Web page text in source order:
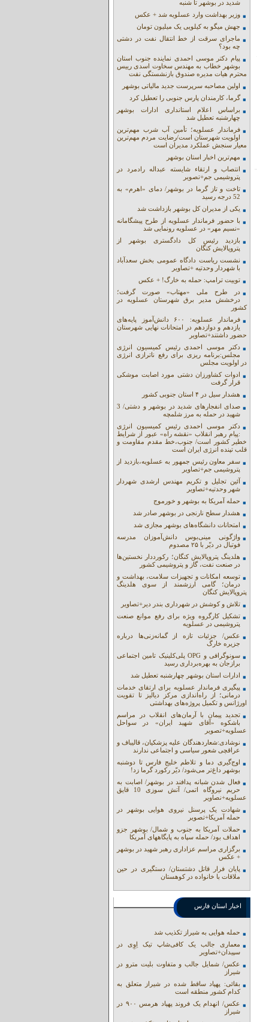
شدید در بوشهر تا شنبه
وزیر بهداشت وارد عسلویه شد + عکس
جهش میگو به کیلویی یک میلیون تومان
ماجرای سرقت از خط انتقال نفت در دشتی
چه بود؟
پیام دکتر موسی احمدی نماینده جنوب استان
بوشهر خطاب به مهندس سخاوت اسدی رییس
محترم هیات مدیره صندوق بازنشستگی نفت
اولین مصاحبه سرپرست جدید مالیاتی بوشهر
گرما، کارمندان پارس جنوبی را تعطیل کرد
براساس اعلام استانداری ادارات بوشهر
چهارشنبه تعطیل شد
فرماندار عسلویه؛ تأمین آب شرب مهم‌ترین
اولویت شهرستان است/رضایت مردم مهم‌ترین
معیار سنجش عملکرد مدیران است
مهم‌ترین اخبار استان بوشهر
انتصاب و ارتقاء شایسته عبداله رادمرد در
پتروشیمی جم+تصویر
تاخت و تاز گرما در بوشهر/ دمای «اهرم» به
52 درجه رسید
یکی از مدیران کل بوشهر بازداشت شد
با حضور فرماندار عسلویه از طرح پیشگامانه
«نسیم مهر» در عسلویه رونمایی شد
بازدید رئیس کل دادگستری بوشهر از
پتروپالایش کنگان
نشست ریاست دادگاه عمومی بخش سعدآباد
با شهردار وحدتیه +تصاویر
توییت ترامپ: حمله به خارگ! + عکس
در طرح ملی «مهتاب» صورت گرفت؛
درخشش مدیر برق شهرستان عسلویه در
کشور
فرماندار عسلویه: ۶۰۰ دانش‌آموز پایه‌های
یازدهم و دوازدهم در امتحانات نهایی شهرستان
حضور داشتند+تصاویر
دکتر موسی احمدی رئیس کمیسیون انرژی
مجلس:برنامه ریزی برای رفع ناترازی انرژی
در اولویت مجلس
ادوات کشاورزان دشتی مورد اصابت موشکی
قرار گرفت
هشدار سیل در ۴ استان جنوبی کشور
صدای انفجارهای شدید در بوشهر و دشتی/ 3
شهید در حمله به مرز شلمچه
دکتر موسی احمدی رئیس کمیسیون انرژی
:پیام رهبر انقلاب «نقشه راه» عبور از شرایط
خطیر کشور است/ جنوب،خط مقدم مقاومت و
قلب تپنده انرژی ایران است
سفر معاون رئیس جمهور به عسلویه،بازدید از
پتروشیمی جم+تصاویر
آئین تجلیل و تکریم مهندس ارشدی شهردار
شهر وحدتیه+تصاویر
حمله آمریکا به بوشهر و خورموج
هشدار سطح نارنجی در بوشهر صادر شد
امتحانات دانشگاه‌های بوشهر مجازی شد
واژگونی مینی‌بوس دانش‌آموزان مدرسه
فوتبال در دیّر با ۲۵ مصدوم
هلدینگ پتروپالایش کنگان؛ رکورددار نخستین‌ها
در صنعت نفت، گاز و پتروشیمی کشور
توسعه امکانات و تجهیزات سلامت، بهداشت و
درمان؛ گامی ارزشمند از سوی هلدینگ
پتروپالایش کنگان
تلاش و کوشش در شهرداری بندر دیر+تصاویر
تشکیل کارگروه ویژه برای رفع موانع صنعت
پتروشیمی در عسلویه
عکس/ جزئیات تازه از گمانه‌زنی‌ها درباره
جزیره خارگ
سونوگرافی و OPG پلی‌کلینیک تامین اجتماعی
برازجان به بهره‌برداری رسید
ادارات استان بوشهر چهارشنبه تعطیل شد
پیگیری فرماندار عسلویه برای ارتقای خدمات
درمانی؛ از راه‌اندازی مرکز دیالیز تا تقویت
اورژانس و تکمیل پروژه‌های بهداشتی
تجدید پیمان با آرمان‌های انقلاب در مراسم
باشکوه «آقای شهید ایران» در سواحل
عسلویه+تصویر
نوشادی:شعاردهندگان علیه پزشکیان، قالیباف و
عراقچی شعور سیاسی و اجتماعی ندارند
اوج‌گیری دما و تلاطم خلیج فارس تا دوشنبه
بوشهر داغ‌تر می‌شود/ دیّر رکورد گرما زد!
فعال شدن شبانه پدافند در بوشهر/ اصابت به
حریم نیروگاه اتمی/ آتش سوزی 10 قایق
عسلویه+نصاویر
شهادت یک پرسنل نیروی هوایی بوشهر در
حمله آمریکا+تصویر
حملات آمریکا به جنوب و شمال/ بوشهر جزو
اهداف بود/ حمله سپاه به پایگاههای آمریکا
برگزاری مراسم عزاداری رهبر شهید در بوشهر
+ عکس
پایان فرار قاتل دشتستان/ دستگیری در حین
ملاقات با خانواده در کوهستان
اخبار استان فارس
حمله هوایی به شیراز تکذیب شد
معماری جالب یک کافی‌شاپ تیک اِوِی در
سپیدان+تصاویر
عکس/ شمایل جالب و متفاوت بلیت مترو در
شیراز
بقائی: پهپاد ساقط شده در شیراز متعلق به
کدام کشور منطقه است
عکس/ انهدام یک فروند پهپاد هرمس ۹۰۰ در
شیراز